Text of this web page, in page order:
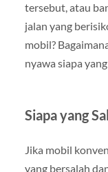
tersebut, atau
jalan yang
mobil?
nyawa siapa
Siapa yang
Jika mobil
yang bersalah